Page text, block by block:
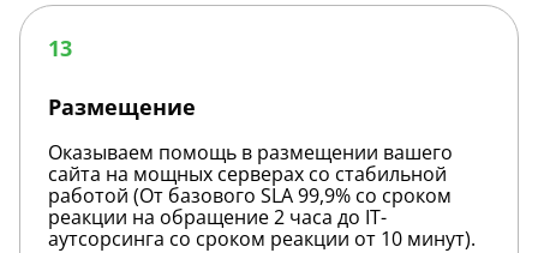
Размещение
13
Размещение
Оказываем помощь в размещении вашего
сайта на мощных серверах со стабильной
работой (От базового SLA 99,9% со сроком
реакции на обращение 2 часа до IT-
аутсорсинга со сроком реакции от 10 минут).